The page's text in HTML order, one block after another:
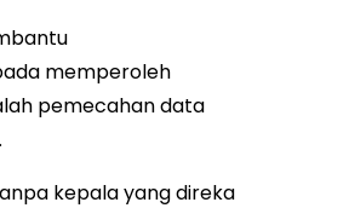
memperoleh
pemecahan data
kepala yang direka